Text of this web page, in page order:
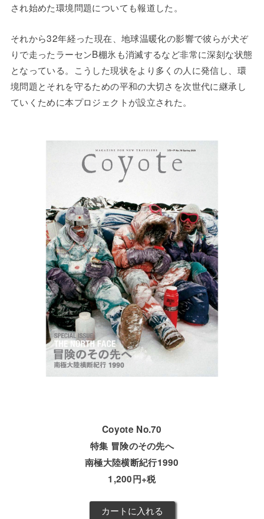
され始めた環境問題についても報道した。
それから32年経った現在、地球温暖化の影響で彼らが犬ぞ
りで走ったラーセンB棚氷も消滅するなど非常に深刻な状態
となっている。こうした現状をより多くの人に発信し、環
境問題とそれを守るための平和の大切さを次世代に継承し
ていくために本プロジェクトが設立された。
Coyote No.70
特集 冒険のその先へ
南極大陸横断紀行1990
1,200円+税